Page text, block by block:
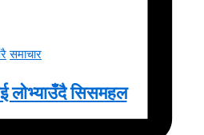
समाचार
लोभ्याउँदै सिसमहल